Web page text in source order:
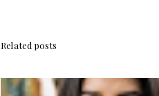
Related posts